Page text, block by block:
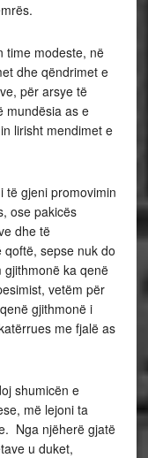
time modeste, në
dhe qëndrimet e
për arsye të
mundësia as e
lirisht mendimet e
të gjeni promovimin
ose pakicës
dhe të
sepse nuk do
gjithmonë ka qenë
vetëm për
gjithmonë i
me fjalë as
shumicën e
më lejoni ta
Nga njëherë gjatë
u duket,